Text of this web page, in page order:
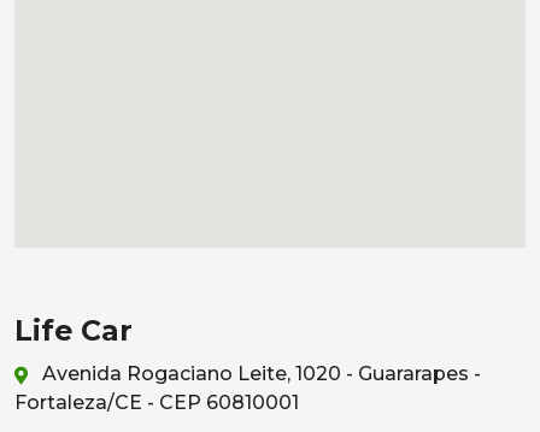
Life Car
Avenida Rogaciano Leite, 1020 - Guararapes -
Fortaleza/CE - CEP 60810001